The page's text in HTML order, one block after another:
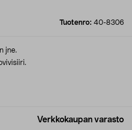
Tuotenro: 40-8306
Verkkokaupan varasto
jne.